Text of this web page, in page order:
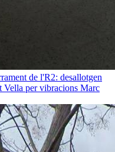
de l'R2: desallotgen
Vella per vibracions Marc